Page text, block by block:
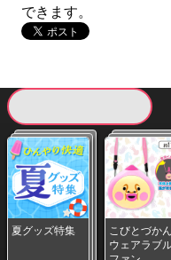
できます。
夏グッズ特集
こびとづかん
ウェアラブ